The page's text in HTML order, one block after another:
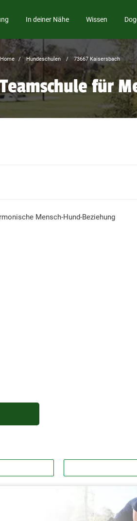
In deiner Nähe Wissen
Home Hundeschulen 73667 Kaisersbach
für
Mensch-Hund-Beziehung